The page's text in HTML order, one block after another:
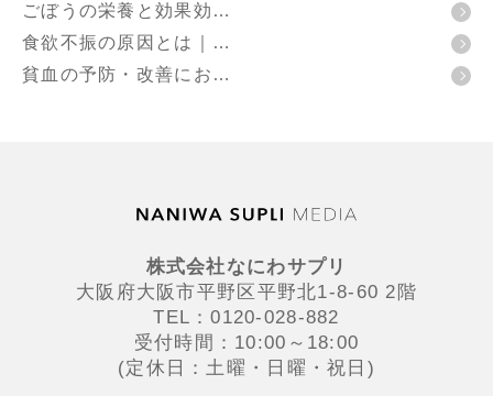
ごぼうの栄養と効果効…
食欲不振の原因とは｜…
貧血の予防・改善にお…
株式会社なにわサプリ
大阪府大阪市平野区平野北1-8-60 2階
TEL：0120-028-882
受付時間：10:00～18:00
(定休日：土曜・日曜・祝日)